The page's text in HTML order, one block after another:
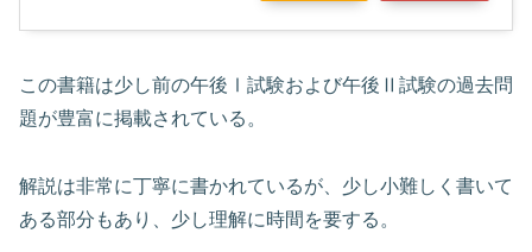
この書籍は少し前の午後Ⅰ試験および午後Ⅱ試験の過去問
題が豊富に掲載されている。
解説は非常に丁寧に書かれているが、少し小難しく書いて
ある部分もあり、少し理解に時間を要する。